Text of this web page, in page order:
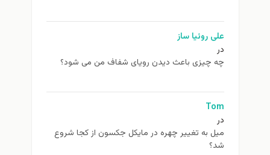
علی روئیا ساز
در
چه چیزی باعث دیدن رویای شفاف من می شود؟
Tom
در
ميل به تغيير چهره در مایکل جکسون از كجا شروع
شد؟